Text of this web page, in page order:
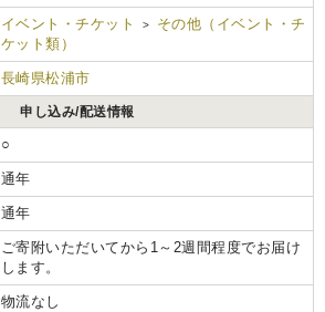
イベント・チケット >
その他（イベント・チ
ケット類）
長崎県松浦市
申し込み/配送情報
○
通年
通年
ご寄附いただいてから1～2週間程度でお届け
します。
物流なし